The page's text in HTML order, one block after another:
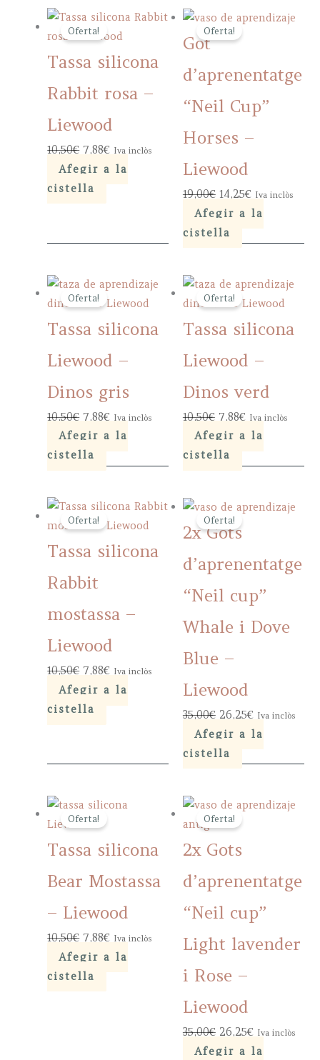
Oferta!
Tassa silicona
Rabbit rosa –
Liewood
10,50€ Original
price
was:
7,88€ Current
price
Iva inclòs
Afegir a la
cistella
Oferta!
Got
d’aprenentatge
“Neil Cup”
Horses –
Liewood
19,00€ Original
price
was:
14,25€Current
price
Iva inclòs
Afegir a la
cistella
Oferta!
Tassa silicona
Liewood –
Dinos gris
10,50€ Original
price
was:
7,88€ Current
price
Iva inclòs
Afegir a la
cistella
Oferta!
Tassa silicona
Liewood –
Dinos verd
10,50€ Original
price
was:
7,88€Current
price
Iva inclòs
Afegir a la
cistella
Oferta!
Tassa silicona
Rabbit
mostassa –
Liewood
10,50€ Original
price
was:
7,88€ Current
price
Iva inclòs
Afegir a la
cistella
Oferta!
2x Gots
d’aprenentatge
“Neil cup”
Whale i Dove
Blue –
Liewood
35,00€ Original
price
was:
26,25€Current
price
Iva inclòs
Afegir a la
cistella
Oferta!
Tassa silicona
Bear Mostassa
– Liewood
10,50€ Original
price
was:
7,88€ Current
price
Iva inclòs
Afegir a la
cistella
Oferta!
2x Gots
d’aprenentatge
“Neil cup”
Light lavender
i Rose –
Liewood
35,00€ Original
price
26,25€Current
price
Iva inclòs
Afegir a la